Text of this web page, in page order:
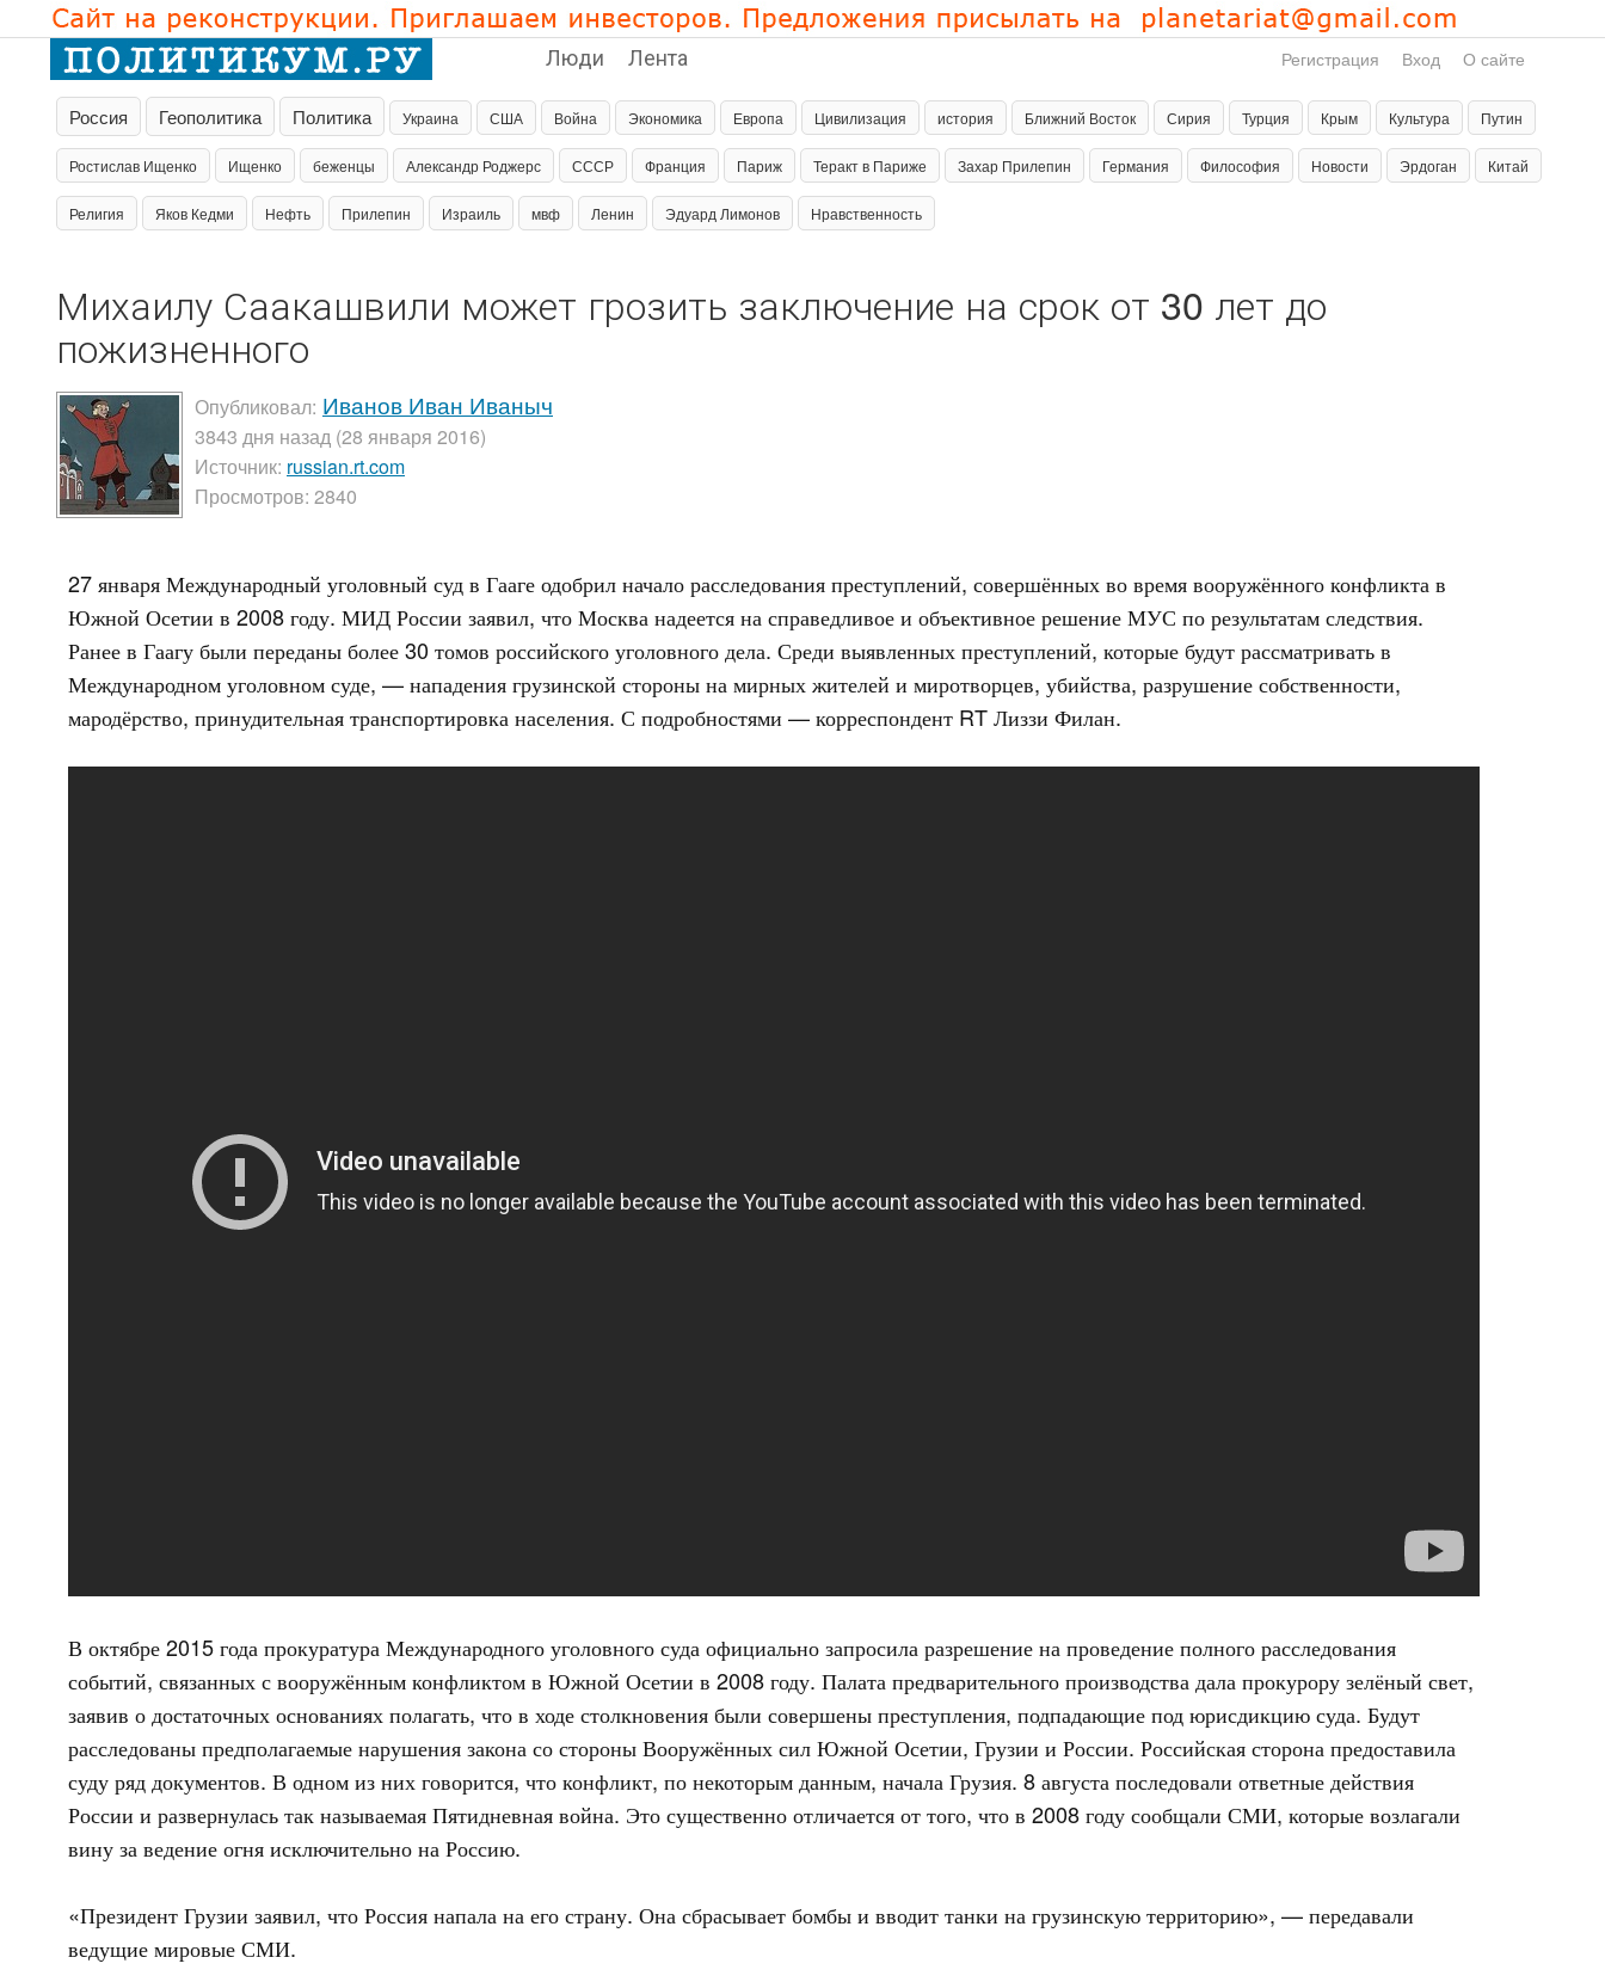
Люди Лента Регистрация Вход О сайте
Россия Геополитика Политика Украина США Война Экономика Европа Цивилизация история Ближний Восток Сирия Турция Крым Культура Путин
Ростислав Ищенко Ищенко беженцы Александр Роджерс СССР Франция Париж Теракт в Париже Захар Прилепин Германия Философия Новости Эрдоган Китай
Религия Яков Кедми Нефть Прилепин Израиль мвф Ленин Эдуард Лимонов Нравственность
Михаилу Саакашвили может грозить заключение на срок от 30 лет до
пожизненного
Опубликовал: Иванов Иван Иваныч
3843 дня назад (28 января 2016)
Источник: russian.rt.com
Просмотров: 2840
27 января Международный уголовный суд в Гааге одобрил начало расследования преступлений, совершённых во время вооружённого конфликта в
Южной Осетии в 2008 году. МИД России заявил, что Москва надеется на справедливое и объективное решение МУС по результатам следствия.
Ранее в Гаагу были переданы более 30 томов российского уголовного дела. Среди выявленных преступлений, которые будут рассматривать в
Международном уголовном суде, — нападения грузинской стороны на мирных жителей и миротворцев, убийства, разрушение собственности,
мародёрство, принудительная транспортировка населения. С подробностями — корреспондент RT Лиззи Филан.
В октябре 2015 года прокуратура Международного уголовного суда официально запросила разрешение на проведение полного расследования
событий, связанных с вооружённым конфликтом в Южной Осетии в 2008 году. Палата предварительного производства дала прокурору зелёный свет,
заявив о достаточных основаниях полагать, что в ходе столкновения были совершены преступления, подпадающие под юрисдикцию суда. Будут
расследованы предполагаемые нарушения закона со стороны Вооружённых сил Южной Осетии, Грузии и России. Российская сторона предоставила
суду ряд документов. В одном из них говорится, что конфликт, по некоторым данным, начала Грузия. 8 августа последовали ответные действия
России и развернулась так называемая Пятидневная война. Это существенно отличается от того, что в 2008 году сообщали СМИ, которые возлагали
вину за ведение огня исключительно на Россию.
«Президент Грузии заявил, что Россия напала на его страну. Она сбрасывает бомбы и вводит танки на грузинскую территорию», — передавали
ведущие мировые СМИ.